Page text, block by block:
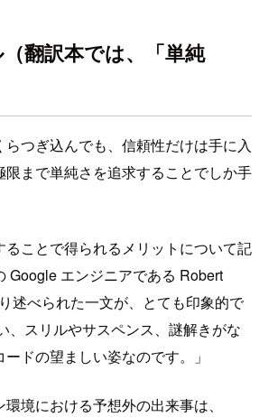
翻訳本では、「単純
らつぎ込んでも、信頼性だけは手に入
限まで単純さを追求することでしか手
ことで得られるメリットについて記
Google エンジニアである Robert
述べられた一文が、とても印象的で
、スリルやサスペンス、謎解きがな
ドの望ましい姿なのです。」
境における予想外の出来事は、